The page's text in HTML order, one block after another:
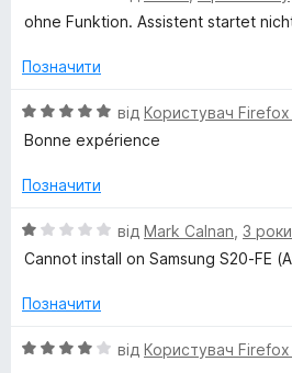
5
ц
н
а
1
5
ohne Funktion. Assistent startet
Позначити
О
ц
н
а
5
5
від Користувач
Bonne expérience
Позначити
О
ц
н
а
від Mark Calnan 3
Cannot install on Samsung S20-FE
Позначити
О
від Користувач